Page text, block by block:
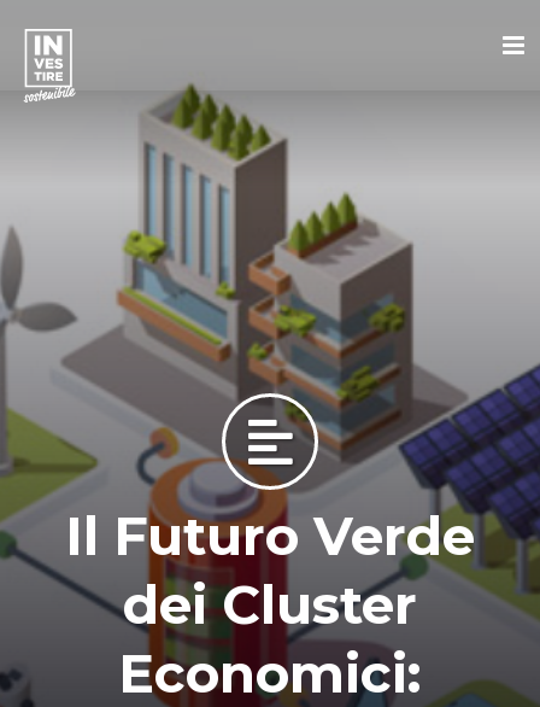
Il Futuro Verde
dei Cluster
Economici: